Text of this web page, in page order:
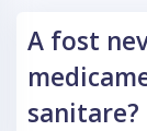
A fost
sanitare?